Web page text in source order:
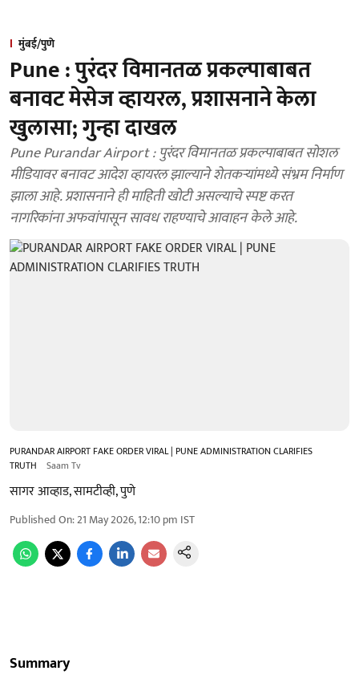
मुंबई/पुणे
Pune : पुरंदर विमानतळ प्रकल्पाबाबत
बनावट मेसेज व्हायरल, प्रशासनाने केला
खुलासा; गुन्हा दाखल
Pune Purandar Airport : पुरंदर विमानतळ प्रकल्पाबाबत सोशल
मीडियावर बनावट आदेश व्हायरल झाल्याने शेतकऱ्यांमध्ये संभ्रम निर्माण
झाला आहे. प्रशासनाने ही माहिती खोटी असल्याचे स्पष्ट करत
नागरिकांना अफवांपासून सावध राहण्याचे आवाहन केले आहे.
PURANDAR AIRPORT FAKE ORDER VIRAL | PUNE ADMINISTRATION CLARIFIES
TRUTH
Saam Tv
सागर आव्हाड, सामटीव्ही, पुणे
Published On:21 May 2026, 12:10 pm IST
Summary